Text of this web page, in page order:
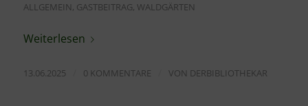
ALLGEMEIN, GASTBEITRAG, WALDGÄRTEN
Weiterlesen
13.06.2025 0 KOMMENTARE VON DERBIBLIOTHEKAR